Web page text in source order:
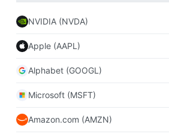
NVIDIA (NVDA)
Apple (AAPL)
Alphabet (GOOGL)
Microsoft (MSFT)
Amazon.com (AMZN)